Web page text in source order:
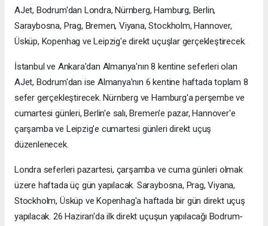
AJet, Bodrum'dan Londra, Nürnberg, Hamburg, Berlin,
Saraybosna, Prag, Bremen, Viyana, Stockholm, Hannover,
Üsküp, Kopenhag ve Leipzig'e direkt uçuşlar gerçekleştirecek.
İstanbul ve Ankara'dan Almanya'nın 8 kentine seferleri olan
AJet, Bodrum'dan ise Almanya'nın 6 kentine haftada toplam 8
sefer gerçekleştirecek. Nürnberg ve Hamburg'a perşembe ve
cumartesi günleri, Berlin'e salı, Bremen'e pazar, Hannover'e
çarşamba ve Leipzig'e cumartesi günleri direkt uçuş
düzenlenecek.
Londra seferleri pazartesi, çarşamba ve cuma günleri olmak
üzere haftada üç gün yapılacak. Saraybosna, Prag, Viyana,
Stockholm, Üsküp ve Kopenhag'a haftada bir gün direkt uçuş
yapılacak. 26 Haziran'da ilk direkt uçuşun yapılacağı Bodrum-